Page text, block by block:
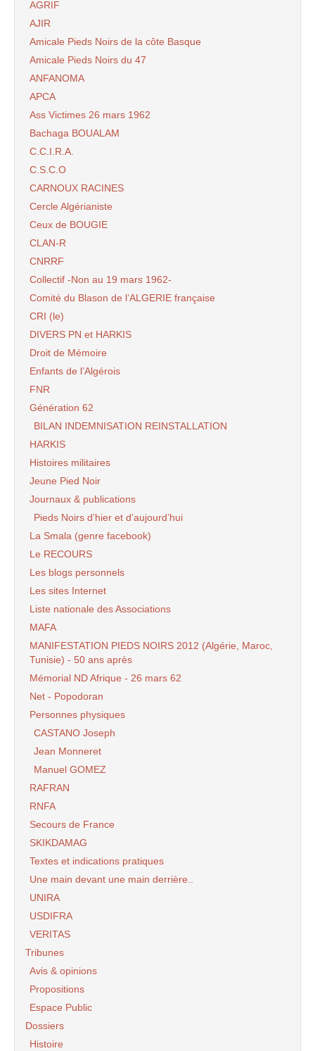
AGRIF
AJIR
Amicale Pieds Noirs de la côte Basque
Amicale Pieds Noirs du 47
ANFANOMA
APCA
Ass Victimes 26 mars 1962
Bachaga BOUALAM
C.C.I.R.A.
C.S.C.O
CARNOUX RACINES
Cercle Algérianiste
Ceux de BOUGIE
CLAN-R
CNRRF
Collectif -Non au 19 mars 1962-
Comité du Blason de l’ALGERIE française
CRI (le)
DIVERS PN et HARKIS
Droit de Mémoire
Enfants de l’Algérois
FNR
Génération 62
BILAN INDEMNISATION REINSTALLATION
HARKIS
Histoires militaires
Jeune Pied Noir
Journaux & publications
Pieds Noirs d’hier et d’aujourd’hui
La Smala (genre facebook)
Le RECOURS
Les blogs personnels
Les sites Internet
Liste nationale des Associations
MAFA
MANIFESTATION PIEDS NOIRS 2012 (Algérie, Maroc,
Tunisie) - 50 ans après
Mémorial ND Afrique - 26 mars 62
Net - Popodoran
Personnes physiques
CASTANO Joseph
Jean Monneret
Manuel GOMEZ
RAFRAN
RNFA
Secours de France
SKIKDAMAG
Textes et indications pratiques
Une main devant une main derrière..
UNIRA
USDIFRA
VERITAS
Tribunes
Avis & opinions
Propositions
Espace Public
Dossiers
Histoire